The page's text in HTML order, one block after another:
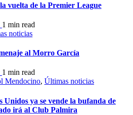
vuelta de la Premier League
1 min read
noticias
al Morro García
1 min read
Mendocino, Últimas noticias
Unidos ya se vende la bufanda de
irá al Club Palmira